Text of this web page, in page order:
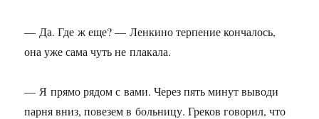
— Да. Где ж еще? — Ленкино терпение кончалось,
она уже сама чуть не плакала.
— Я прямо рядом с вами. Через пять минут выводи
парня вниз, повезем в больницу. Греков говорил, что